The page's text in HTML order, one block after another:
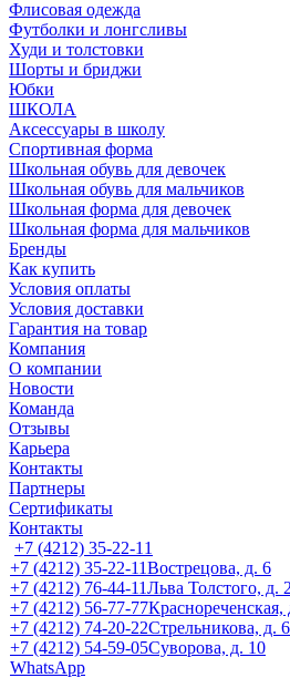
Флисовая одежда
Футболки и лонгсливы
Худи и толстовки
Шорты и бриджи
Юбки
ШКОЛА
Аксессуары в школу
Спортивная форма
Школьная обувь для девочек
Школьная обувь для мальчиков
Школьная форма для девочек
Школьная форма для мальчиков
Бренды
Как купить
Условия оплаты
Условия доставки
Гарантия на товар
Компания
О компании
Новости
Команда
Отзывы
Карьера
Контакты
Партнеры
Сертификаты
Контакты
+7 (4212) 35-22-11
+7 (4212) 35-22-11Вострецова, д. 6
+7 (4212) 76-44-11Льва Толстого, д. 2
+7 (4212) 56-77-77Краснореченская,
+7 (4212) 74-20-22Стрельникова, д.
+7 (4212) 54-59-05Суворова, д. 10
WhatsApp